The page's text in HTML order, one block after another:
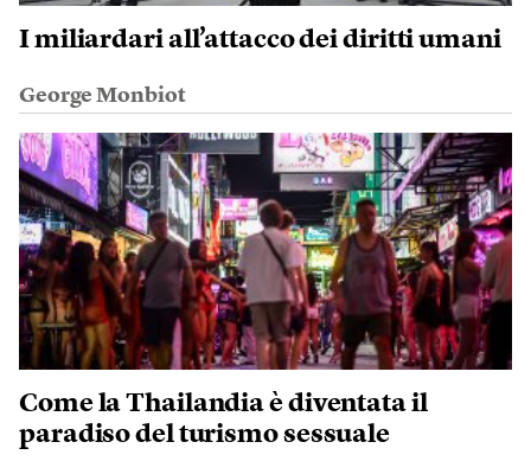
I miliardari all’attacco dei diritti umani
George Monbiot
Come la Thailandia è diventata il
paradiso del turismo sessuale